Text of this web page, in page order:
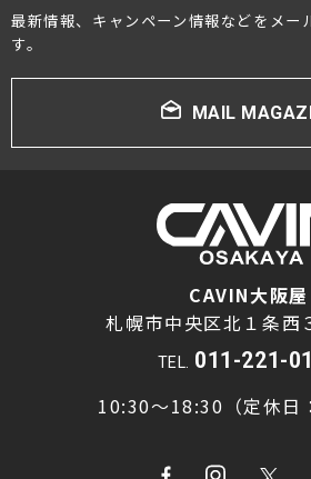
最新情報、キャンペーン情報などをメー
す。
MAIL
CAVIN大阪屋
札幌市中央区北１条西
TEL. 011-221-
10:30～18:30（定休日